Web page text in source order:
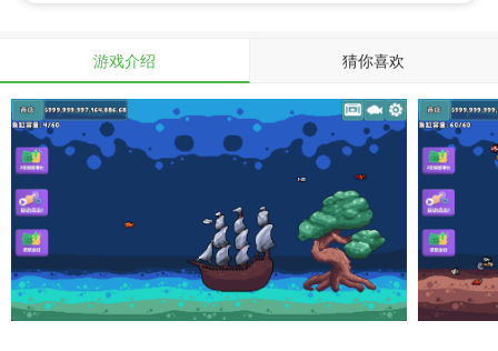
游戏介绍 猜你喜欢